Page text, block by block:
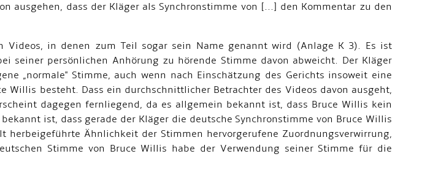
ausgehen, dass der Kläger als Synchronstimme von [...] den Kommentar zu den
in denen zum Teil sogar sein Name genannt wird (Anlage K 3). Es ist
seiner persönlichen Anhörung zu hörende Stimme davon abweicht. Der Kläger
„normale" Stimme, auch wenn nach Einschätzung des Gerichts insoweit eine
besteht. Dass ein durchschnittlicher Betrachter des Videos davon ausgeht,
dagegen fernliegend, da es allgemein bekannt ist, dass Bruce Willis kein
ist, dass gerade der Kläger die deutsche Synchronstimme von Bruce Willis
Ähnlichkeit der Stimmen hervorgerufene Zuordnungsverwirrung,
Stimme von Bruce Willis habe der Verwendung seiner Stimme für die